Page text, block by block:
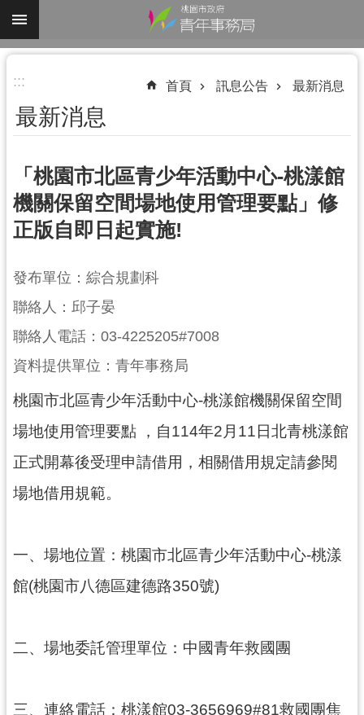
跳到主要內容區塊
進
搜
尋
認
識
們
業
資
訊
訊
公
告
便
桃
青
介
::: 首頁 訊息公告 最新消息
最新消息
「桃園市北區青少年活動中心-桃漾館
機關保留空間場地使用管理要點」修
正版自即日起實施!
發布單位：綜合規劃科
聯絡人：邱子晏
聯絡人電話：03-4225205#7008
資料提供單位：青年事務局
桃園市北區青少年活動中心-桃漾館機關保留空間
場地使用管理要點 ，自114年2月11日北青桃漾館
正式開幕後受理申請借用，相關借用規定請參閱
場地借用規範。
一、場地位置：桃園市北區青少年活動中心-桃漾
館(桃園市八德區建德路350號)
二、場地委託管理單位：中國青年救國團
三、連絡電話：桃漾館03-3656969#81救國團焦